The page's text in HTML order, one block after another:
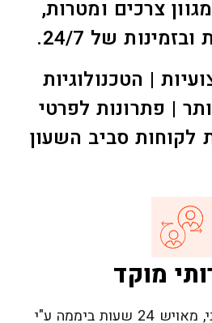
צרכים ומטרות,
של 24/7.
| הטכנולוגיות
| פתרונות לפרטי
לקוחות סביב השעון
מוקד
מוקד אבטחה מודרני, מאויש 24 שעות ביממה ע"י